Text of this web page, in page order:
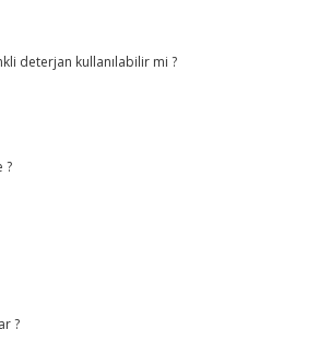
deterjan kullanılabilir mi ?
?
?